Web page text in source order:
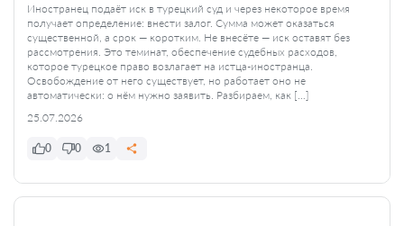
Иностранец подаёт иск в турецкий суд и через некоторое время
получает определение: внести залог. Сумма может оказаться
существенной, а срок — коротким. Не внесёте — иск оставят без
рассмотрения. Это теминат, обеспечение судебных расходов,
которое турецкое право возлагает на истца-иностранца.
Освобождение от него существует, но работает оно не
автоматически: о нём нужно заявить. Разбираем, как […]
25.07.2026
0 0 1